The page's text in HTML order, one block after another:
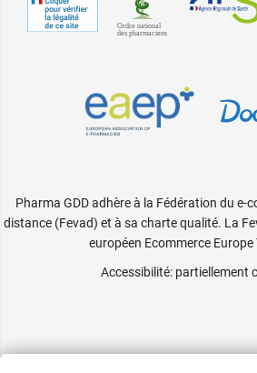
Pharma GDD adhère à la Fédération du e-
distance (Fevad) et à sa charte qualité. La
européen Ecommerce
Accessibilité: partiellement